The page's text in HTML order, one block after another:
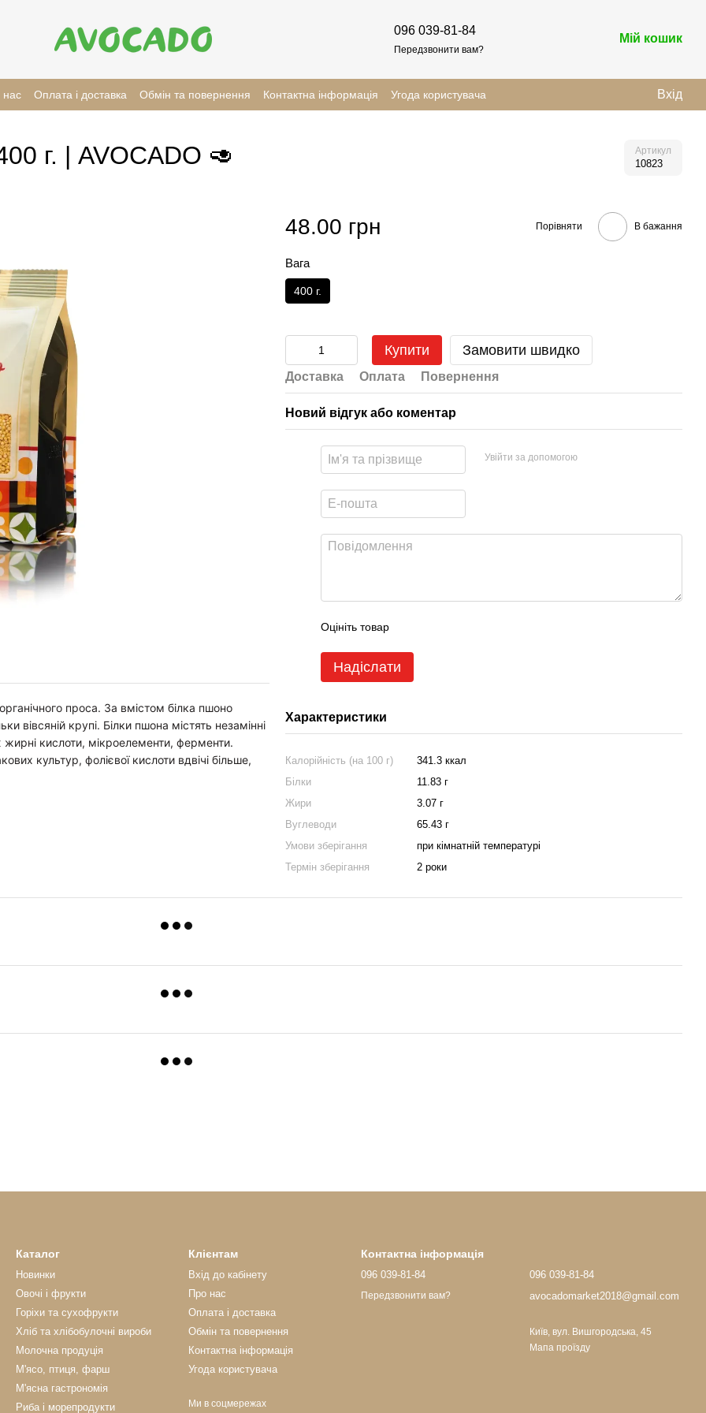
096 039-81-84
Передзвонити вам?
Мій кошик
Оплата і доставка Обмін та повернення Контактна інформація Угода користувача Вхід
г. | AVOCADO 🥑 Артикул
10823
проса. За вмістом білка пшоно
вівсяній крупі. Білки пшона містять незамінні
жирні кислоти, мікроелементи, ферменти.
культур, фолієвої кислоти вдвічі більше,
48.00 грн Порівняти В бажання
Вага
400 г.
Купити Замовити швидко
Доставка Оплата Повернення
Новий відгук або коментар
Увійти за допомогою
Оцініть товар
Надіслати
Характеристики
Калорійність (на 100 г)
341.3 ккал
Білки
11.83 г
Жири
3.07 г
Вуглеводи
65.43 г
Умови зберігання
при кімнатній температурі
Термін зберігання
2 роки
Каталог
Новинки
Овочі і фрукти
Горіхи та сухофрукти
Хліб та хлібобулочні вироби
Молочна продуція
М'ясо, птиця, фарш
М'ясна гастрономія
Риба і морепродукти
Клієнтам
Вхід до кабінету
Про нас
Оплата і доставка
Обмін та повернення
Контактна інформація
Угода користувача
Ми в соцмережах
Контактна інформація
096 039-81-84
Передзвонити вам?
096 039-81-84
avocadomarket2018@gmail.com
Київ, вул. Вишгородська, 45
Мапа проїзду